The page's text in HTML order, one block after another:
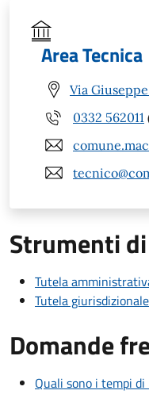
Area Tecnica
Via
0332 562011
Strumenti
Tutela
Tutela giurisdizionale
Domande
Quali sono i tempi